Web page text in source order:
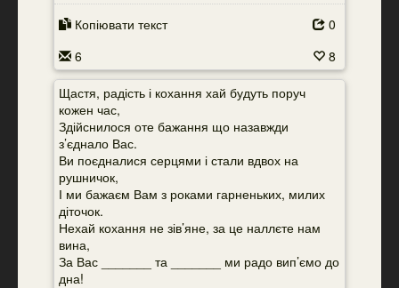
Копіювати текст
0
6
8
Щастя, радість і кохання хай будуть поруч
кожен час,
Здійснилося оте бажання що назавжди
з’єднало Вас.
Ви поєдналися серцями і стали вдвох на
рушничок,
І ми бажаєм Вам з роками гарненьких, милих
діточок.
Нехай кохання не зів’яне, за це наллєте нам
вина,
За Вас _______ та _______ ми радо вип’ємо до
дна!